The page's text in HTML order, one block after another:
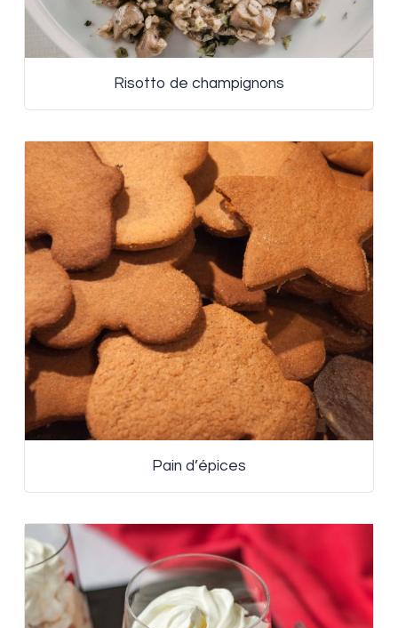
Risotto de champignons
Pain d’épices